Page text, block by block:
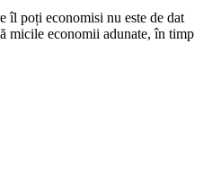
îl poți economisi nu este de dat
micile economii adunate, în timp